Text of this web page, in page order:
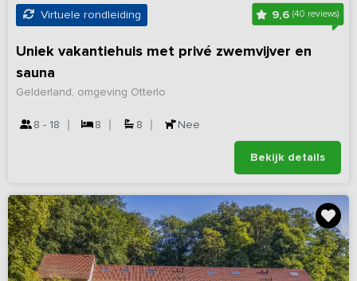
Virtuele rondleiding 9,6 (40 reviews)
Uniek vakantiehuis met privé zwemvijver en
sauna
Gelderland, omgeving Otterlo
8 - 18 8 8 Nee
Bekijk details